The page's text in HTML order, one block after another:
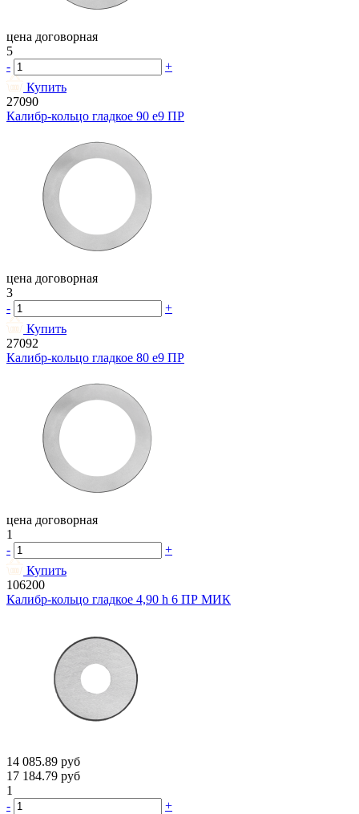
цена договорная
5
-
+
Купить
27090
Калибр-кольцо гладкое 90 e9 ПР
цена договорная
3
-
+
Купить
27092
Калибр-кольцо гладкое 80 e9 ПР
цена договорная
1
-
+
Купить
106200
Калибр-кольцо гладкое 4,90 h 6 ПР МИК
14 085.89 руб
17 184.79 руб
1
-
+